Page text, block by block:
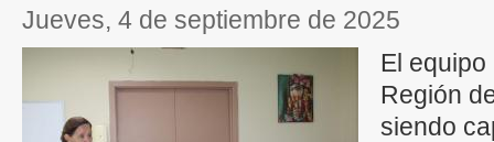
jueves, 4 de septiembre de 2025
El
Región
siendo